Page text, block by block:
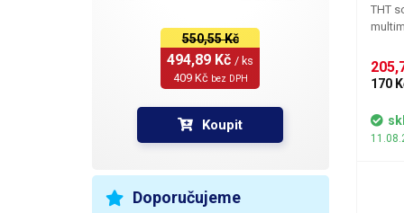
550,55 Kč
494,89 Kč / ks
409 Kč bez DPH
Koupit
Doporučujeme
THT
170